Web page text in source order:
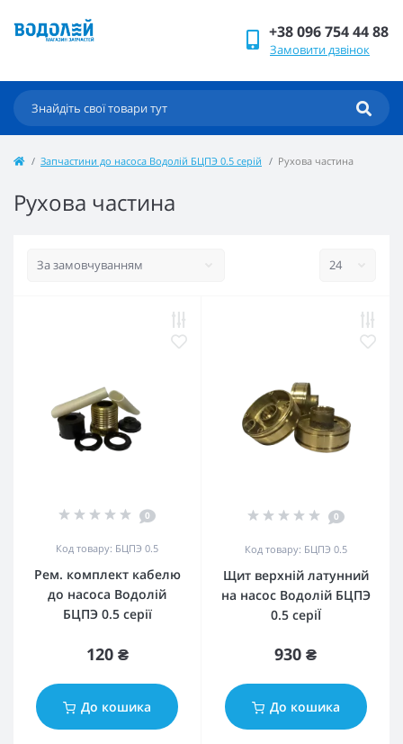
+38 096 754 44 88
Замовити дзвінок
Запчастини до насоса Водолій БЦПЭ 0.5 серій Рухова частина
Рухова частина
0
Код товару: БЦПЭ 0.5
Рем. комплект кабелю
до насоса Водолій
БЦПЭ 0.5 серії
120 ₴
До кошика
0
Код товару: БЦПЭ 0.5
Щит верхній латунний
на насос Водолій БЦПЭ
0.5 серіЇ
930 ₴
До кошика